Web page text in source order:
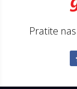
Pratite